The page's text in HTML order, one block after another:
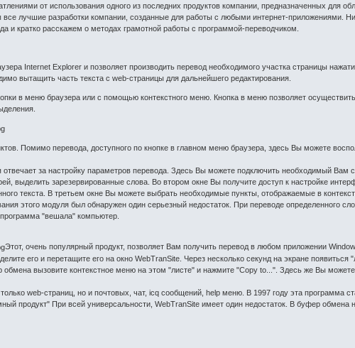
от использования одного из последних продуктов компании, предназначенных для
лучшие разработки компании, созданные для работы с любыми интернет-приложениями.
и кратко расскажем о методах грамотной работы с программой-переводчиком.
Internet Explorer и позволяет производить перевод необходимого участка страницы
вытащить часть текста с web-страницы для дальнейшего редактирования.
в меню браузера или с помощью контекстного меню. Кнопка в меню позволяет
Помимо перевода, доступного по кнопке в главном меню браузера, здесь Вы можете
за настройку параметров перевода. Здесь Вы можете подключить необходимый Вам
выделить зарезервированные слова. Во втором окне Вы получите доступ к настройке
текста. В третьем окне Вы можете выбрать необходимые пункты, отображаемые в
этого модуля был обнаружен один серьезный недостаток. При переводе определенного
"вешала" компьютер.
Этот, очень популярный продукт, позволяет Вам получить перевод в любом приложении
его и перетащите его на окно WebTranSite. Через несколько секунд на экране появиться
обмена вызовите контекстное меню на этом "листе" и нажмите "Copy to...". Здесь же Вы
web-страниц, но и почтовых, чат, icq сообщений, help меню. В 1997 году эта программа
продукт" При всей универсальности, WebTranSite имеет один недостаток. В буфер обмена